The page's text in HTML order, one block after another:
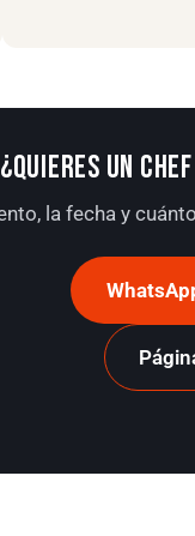
¿QUIERES UN
la fecha y